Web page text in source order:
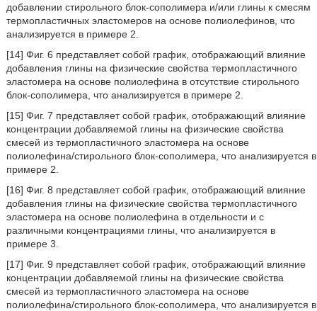
добавлении стирольного блок-сополимера и/или глины к смесям
термопластичных эластомеров на основе полиолефинов, что
анализируется в примере 2.
[14] Фиг. 6 представляет собой график, отображающий влияние
добавления глины на физические свойства термопластичного
эластомера на основе полиолефина в отсутствие стирольного
блок-сополимера, что анализируется в примере 2.
[15] Фиг. 7 представляет собой график, отображающий влияние
концентрации добавляемой глины на физические свойства
смесей из термопластичного эластомера на основе
полиолефина/стирольного блок-сополимера, что анализируется в
примере 2.
[16] Фиг. 8 представляет собой график, отображающий влияние
добавления глины на физические свойства термопластичного
эластомера на основе полиолефина в отдельности и с
различными концентрациями глины, что анализируется в
примере 3.
[17] Фиг. 9 представляет собой график, отображающий влияние
концентрации добавляемой глины на физические свойства
смесей из термопластичного эластомера на основе
полиолефина/стирольного блок-сополимера, что анализируется в